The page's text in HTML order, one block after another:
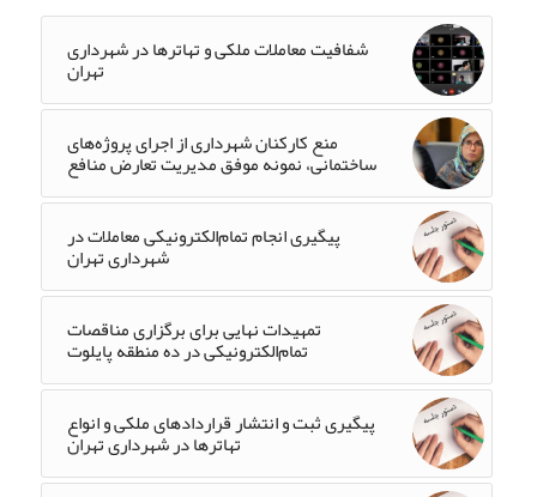
شفافیت معاملات ملکی و تهاترها در شهرداری
تهران
منع کارکنان شهرداری از اجرای پروژه‌های
ساختمانی، نمونه موفق مدیریت تعارض منافع
پیگیری انجام تمام‌الکترونیکی معاملات در
شهرداری تهران
تمهیدات نهایی برای برگزاری مناقصات
تمام‌الکترونیکی در ده منطقه پایلوت
پیگیری ثبت و انتشار قراردادهای ملکی و انواع
تهاترها در شهرداری تهران